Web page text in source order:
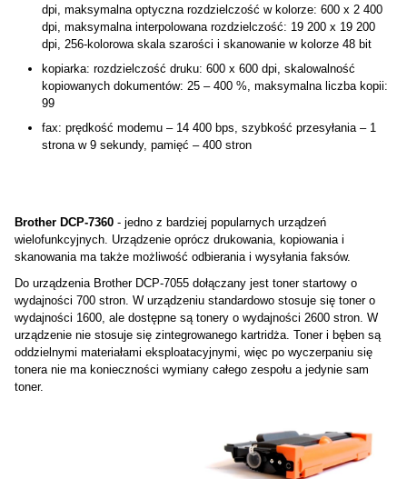
dpi, maksymalna optyczna rozdzielczość w kolorze: 600 x 2 400
dpi, maksymalna interpolowana rozdzielczość: 19 200 x 19 200
dpi, 256-kolorowa skala szarości i skanowanie w kolorze 48 bit
kopiarka: rozdzielczość druku: 600 x 600 dpi, skalowalność
kopiowanych dokumentów: 25 – 400 %, maksymalna liczba kopii:
99
fax: prędkość modemu – 14 400 bps, szybkość przesyłania – 1
strona w 9 sekundy, pamięć – 400 stron
Brother DCP-7360- jedno z bardziej popularnych urządzeń
wielofunkcyjnych. Urządzenie oprócz drukowania, kopiowania i
skanowania ma także możliwość odbierania i wysyłania faksów.
Do urządzenia Brother DCP-7055 dołączany jest toner startowy o
wydajności 700 stron. W urządzeniu standardowo stosuje się toner o
wydajności 1600, ale dostępne są tonery o wydajności 2600 stron. W
urządzenie nie stosuje się zintegrowanego kartridża. Toner i bęben są
oddzielnymi materiałami eksploatacyjnymi, więc po wyczerpaniu się
tonera nie ma konieczności wymiany całego zespołu a jedynie sam
toner.